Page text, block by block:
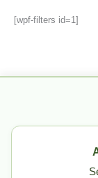
[wpf-filters id=1]